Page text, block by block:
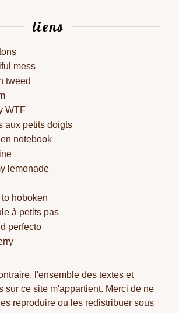
liens
mess
tweed
WTF
aux petits doigts
notebook
lemonade
hoboken
à petits pas
perfecto
l'ensemble des textes et
sur ce site m'appartient. Merci de ne
reproduire ou les redistribuer sous